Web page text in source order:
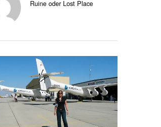
Ruine oder Lost Place